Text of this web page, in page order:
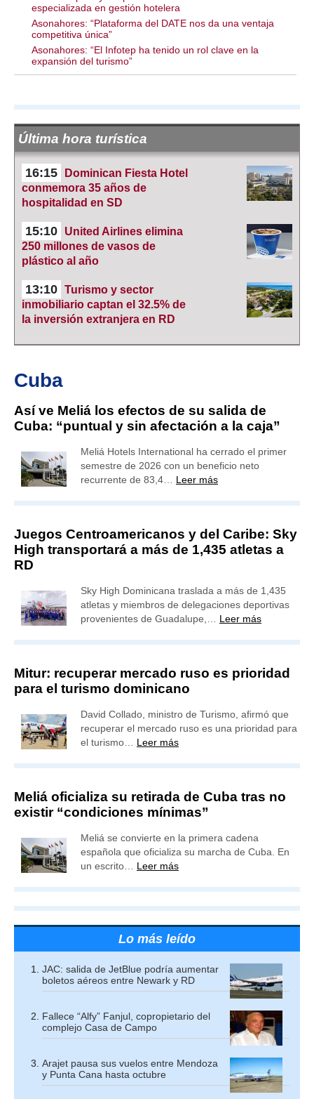
especializada en gestión hotelera
Asonahores: “Plataforma del DATE nos da una ventaja
competitiva única”
Asonahores: “El Infotep ha tenido un rol clave en la
expansión del turismo”
Última hora turística
16:15
Dominican Fiesta Hotel
conmemora 35 años de
hospitalidad en SD
15:10
United Airlines elimina
250 millones de vasos de
plástico al año
13:10 Turismo y sector
inmobiliario captan el 32.5% de
la inversión extranjera en RD
Cuba
Así ve Meliá los efectos de su salida de
Cuba: “puntual y sin afectación a la caja”
Meliá Hotels International ha cerrado el primer
semestre de 2026 con un beneficio neto
recurrente de 83,4… Leer más
Juegos Centroamericanos y del Caribe: Sky
High transportará a más de 1,435 atletas a
RD
Sky High Dominicana traslada a más de 1,435
atletas y miembros de delegaciones deportivas
provenientes de Guadalupe,… Leer más
Mitur: recuperar mercado ruso es prioridad
para el turismo dominicano
David Collado, ministro de Turismo, afirmó que
recuperar el mercado ruso es una prioridad para
el turismo… Leer más
Meliá oficializa su retirada de Cuba tras no
existir “condiciones mínimas”
Meliá se convierte en la primera cadena
española que oficializa su marcha de Cuba. En
un escrito… Leer más
Lo más leído
JAC: salida de JetBlue podría aumentar
boletos aéreos entre Newark y RD
Fallece “Alfy” Fanjul, copropietario del
complejo Casa de Campo
Arajet pausa sus vuelos entre Mendoza
y Punta Cana hasta octubre